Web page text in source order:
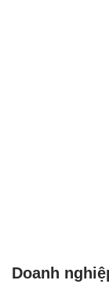
Doanh